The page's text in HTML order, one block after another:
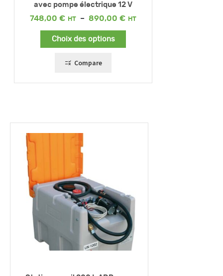
avec pompe électrique 12 V
748,00 € – 890,00 €
Plage
Choix des options
Compare